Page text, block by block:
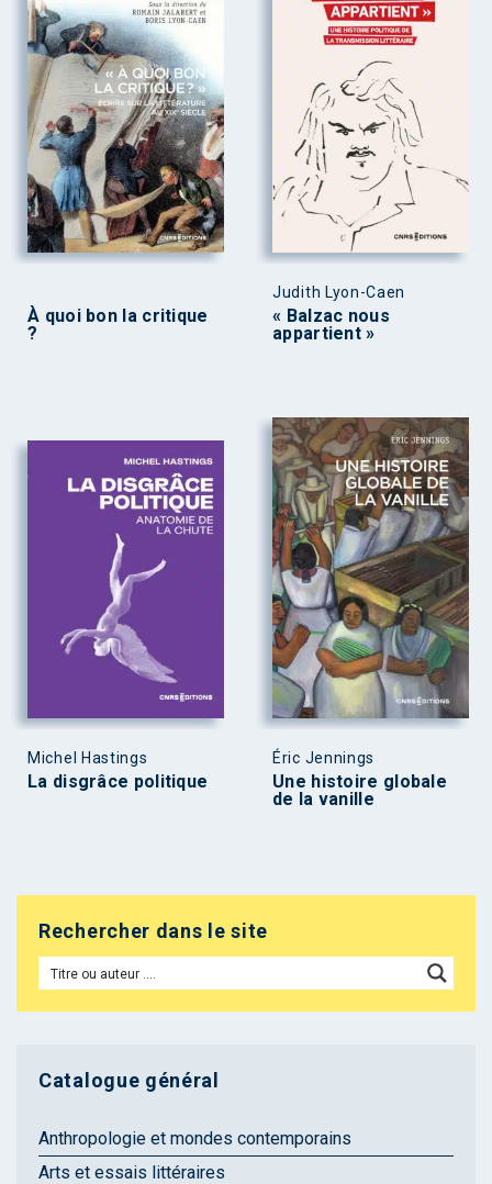
À quoi bon la critique
?
Judith Lyon-Caen
« Balzac nous
appartient »
Michel Hastings
La disgrâce politique
Éric Jennings
Une histoire globale
de la vanille
Rechercher dans le site
Catalogue général
Anthropologie et mondes contemporains
Arts et essais littéraires